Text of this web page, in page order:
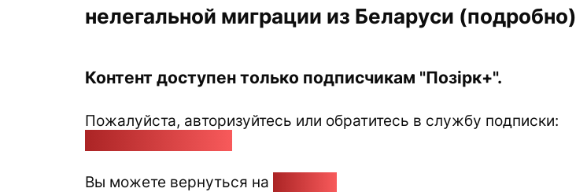
нелегальной миграции из Беларуси (подробно)
Контент доступен только подписчикам "Позірк+".
Пожалуйста, авторизуйтесь или обратитесь в службу подписки:
Вы можете вернуться на